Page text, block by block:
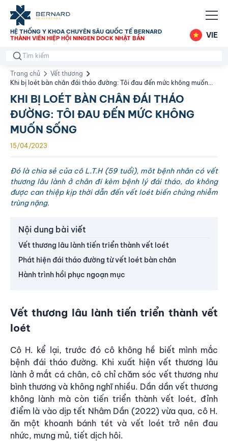
HỆ THỐNG Y KHOA CHUYÊN SÂU QUỐC TẾ BERNARD
THÀNH VIÊN HIỆP HỘI NINGEN DOCK NHẬT BẢN
VIE
Trang chủ
Vết thương
Khi bị loét bàn chân đái tháo đường: Tôi đau đến mức không muốn
KHI BỊ LOÉT BÀN CHÂN ĐÁI THÁO
ĐƯỜNG: TÔI ĐAU ĐẾN MỨC KHÔNG
MUỐN SỐNG
15/04/2023
Đó là chia sẻ của cô L.T.H (59 tuổi), môt bệnh nhân có vết
thương lâu lành ở chân đi kèm bệnh lý đái tháo, do không
được can thiệp kịp thời dẫn đến vết loét biến chứng nhiễm
trùng nặng.
Nội dung bài viết
Vết thương lâu lành tiến triển thành vết loét
Phát hiện đái tháo đường từ vết loét bàn chân
Hành trình hồi phục ngoạn mục
Vết thương lâu lành tiến triển thành vết
loét
Cô H. kể lại, trước đó cô không hề biết mình mắc
bệnh đái tháo đường. Khi xuất hiện vết thương lâu
lành ở mắt cá chân, cô chỉ chăm sóc vết thương như
bình thương và không nghĩ nhiều. Dần dần vết thương
không lành mà còn tiến triển thành vết loét, đỉnh
điểm là vào dịp tết Nhâm Dần (2022) vừa qua, cô H.
ăn một khoanh bánh tét và vết loét trở nên đau
nhức, mưng mủ, tiết dịch hôi.